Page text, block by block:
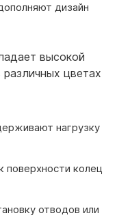
дизайн
высокой
цветах
нагрузку
поверхности колец
отводов или